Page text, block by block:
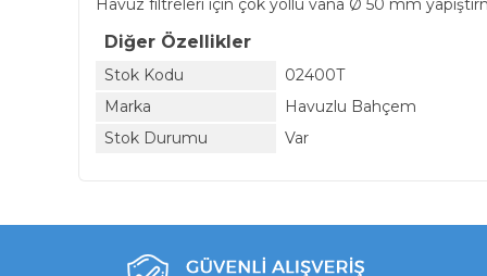
Havuz filtreleri için çok yollu vana Ø 50 mm
Diğer Özellikler
Stok Kodu
02400T
Marka
Havuzlu Bahçem
Stok Durumu
Var